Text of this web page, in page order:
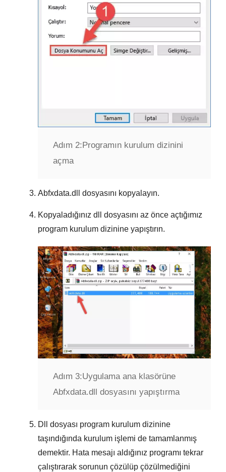
Adım 2: Programın kurulum dizinini
açma
Abfxdata.dll dosyasını kopyalayın.
Kopyaladığınız dll dosyasını az önce açtığımız
program kurulum dizinine yapıştırın.
Adım 3:Uygulama ana klasörüne
Abfxdata.dll dosyasını yapıştırma
Dll dosyası program kurulum dizinine
taşındığında kurulum işlemi de tamamlanmış
demektir. Hata mesajı aldığınız programı tekrar
çalıştırarak sorunun çözülüp çözülmediğini